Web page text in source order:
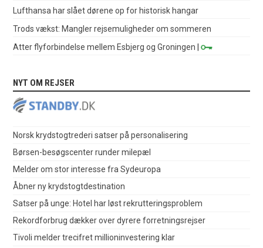
Lufthansa har slået dørene op for historisk hangar
Trods vækst: Mangler rejsemuligheder om sommeren
Atter flyforbindelse mellem Esbjerg og Groningen |
NYT OM REJSER
Norsk krydstogtrederi satser på personalisering
Børsen-besøgscenter runder milepæl
Melder om stor interesse fra Sydeuropa
Åbner ny krydstogtdestination
Satser på unge: Hotel har løst rekrutteringsproblem
Rekordforbrug dækker over dyrere forretningsrejser
Tivoli melder trecifret millioninvestering klar